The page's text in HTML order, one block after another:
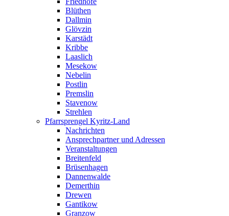
Blüthen
Dallmin
Glövzin
Karstädt
Kribbe
Laaslich
Mesekow
Nebelin
Postlin
Premslin
Stavenow
Strehlen
Pfarrsprengel Kyritz-Land
Nachrichten
Ansprechpartner und Adressen
Veranstaltungen
Breitenfeld
Brüsenhagen
Dannenwalde
Demerthin
Drewen
Gantikow
Granzow